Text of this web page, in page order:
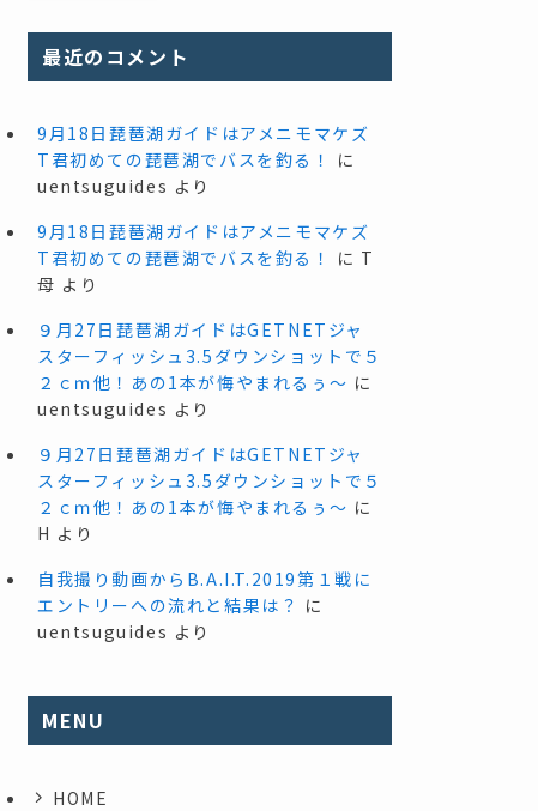
最近のコメント
9月18日琵琶湖ガイドはアメニモマケズ
T君初めての琵琶湖でバスを釣る！
に
uentsuguides より
9月18日琵琶湖ガイドはアメニモマケズ
T君初めての琵琶湖でバスを釣る！
に T
母 より
９月27日琵琶湖ガイドはGETNETジャ
スターフィッシュ3.5ダウンショットで５
２ｃｍ他！あの1本が悔やまれるぅ～ に
uentsuguides より
９月27日琵琶湖ガイドはGETNETジャ
スターフィッシュ3.5ダウンショットで５
２ｃｍ他！あの1本が悔やまれるぅ～ に
H より
自我撮り動画からB.A.I.T.2019第１戦に
エントリーへの流れと結果は？ に
uentsuguides より
MENU
HOME